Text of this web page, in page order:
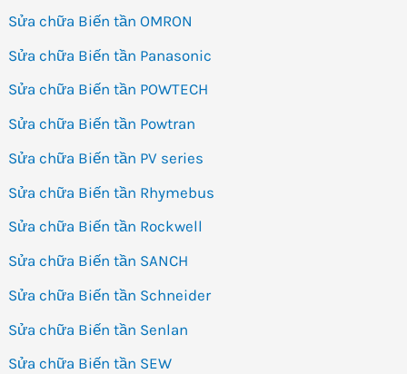
Sửa chữa Biến tần OMRON
Sửa chữa Biến tần Panasonic
Sửa chữa Biến tần POWTECH
Sửa chữa Biến tần Powtran
Sửa chữa Biến tần PV series
Sửa chữa Biến tần Rhymebus
Sửa chữa Biến tần Rockwell
Sửa chữa Biến tần SANCH
Sửa chữa Biến tần Schneider
Sửa chữa Biến tần Senlan
Sửa chữa Biến tần SEW